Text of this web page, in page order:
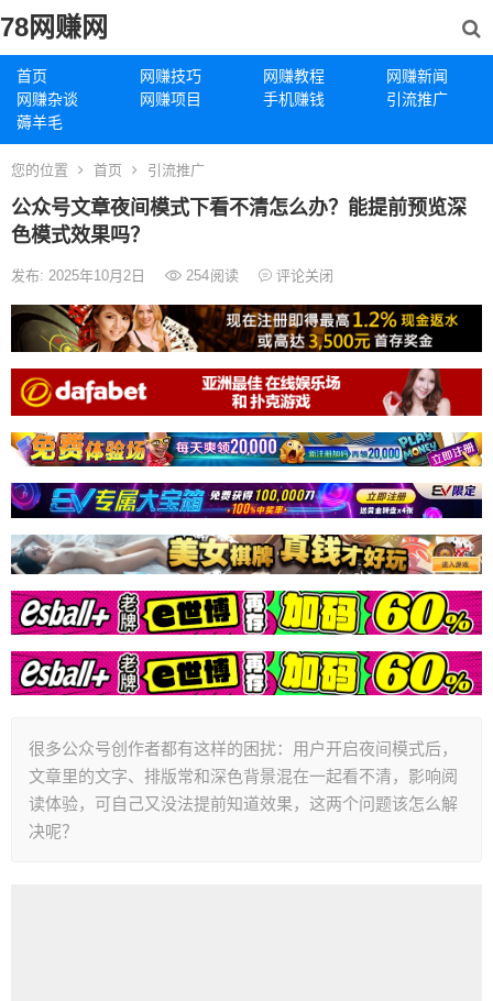
78网赚网
首页 网赚技巧 网赚教程
网赚新闻
网赚杂谈
网赚项目 手机赚钱
引流推广
薅羊毛
您的位置 首页 引流推广
公众号文章夜间模式下看不清怎么办？能提前预览深
色模式效果吗？
发布: 2025年10月2日 254阅读 评论关闭
很多公众号创作者都有这样的困扰：用户开启夜间模式后，
文章里的文字、排版常和深色背景混在一起看不清，影响阅
读体验，可自己又没法提前知道效果，这两个问题该怎么解
决呢？